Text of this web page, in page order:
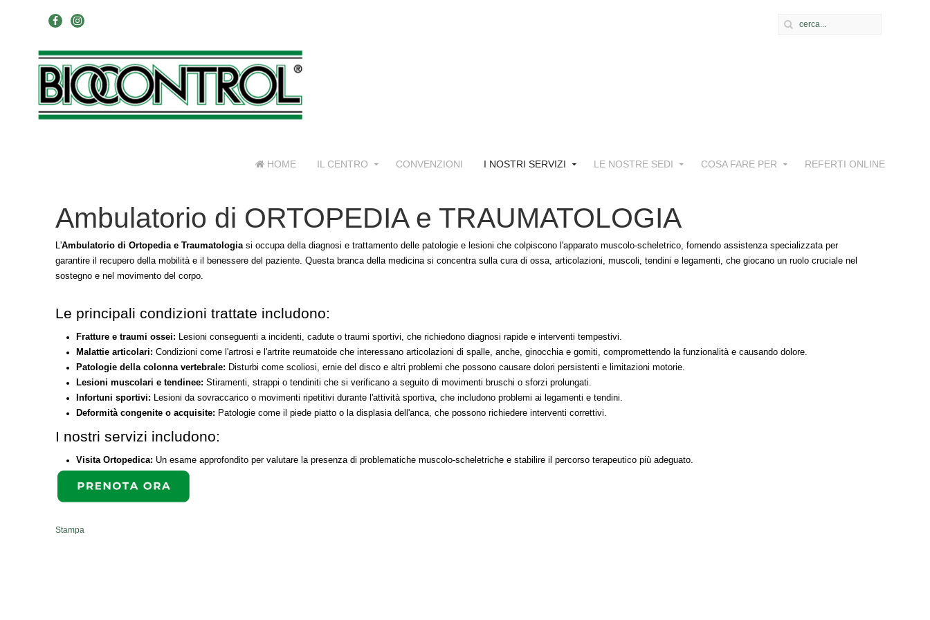
HOME IL CENTRO CONVENZIONI I NOSTRI SERVIZI LE NOSTRE SEDI COSA FARE PER REFERTI ONLINE
Ambulatorio di ORTOPEDIA e TRAUMATOLOGIA
L'Ambulatorio di Ortopedia e Traumatologiasi occupa della diagnosi e trattamento delle patologie e lesioni che colpiscono l'apparato muscolo-scheletrico, fornendo assistenza specializzata per
garantire il recupero della mobilità e il benessere del paziente. Questa branca della medicina si concentra sulla cura di ossa, articolazioni, muscoli, tendini e legamenti, che giocano un ruolo cruciale nel
sostegno e nel movimento del corpo.
Le principali condizioni trattate includono:
Fratture e traumi ossei: Lesioni conseguenti a incidenti, cadute o traumi sportivi, che richiedono diagnosi rapide e interventi tempestivi.
Malattie articolari: Condizioni come l'artrosi e l'artrite reumatoide che interessano articolazioni di spalle, anche, ginocchia e gomiti, compromettendo la funzionalità e causando dolore.
Patologie della colonna vertebrale: Disturbi come scoliosi, ernie del disco e altri problemi che possono causare dolori persistenti e limitazioni motorie.
Lesioni muscolari e tendinee: Stiramenti, strappi o tendiniti che si verificano a seguito di movimenti bruschi o sforzi prolungati.
Infortuni sportivi: Lesioni da sovraccarico o movimenti ripetitivi durante l'attività sportiva, che includono problemi ai legamenti e tendini.
Deformità congenite o acquisite: Patologie come il piede piatto o la displasia dell'anca, che possono richiedere interventi correttivi.
I nostri servizi includono:
Visita Ortopedica: Un esame approfondito per valutare la presenza di problematiche muscolo-scheletriche e stabilire il percorso terapeutico più adeguato.
Stampa